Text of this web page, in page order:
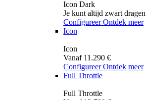
Icon Dark
Je kunt altijd zwart dragen
Configureer Ontdek meer
Icon
Icon
Vanaf 11.290 €
Configureer Ontdek meer
Full Throttle
Full Throttle